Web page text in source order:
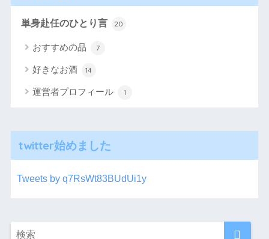
単身赴任のひとり言 20
おすすめの品 7
好きなお酒 14
運営者プロフィール 1
twitter始めました
Tweets by q7RsWt83BUdUi1y